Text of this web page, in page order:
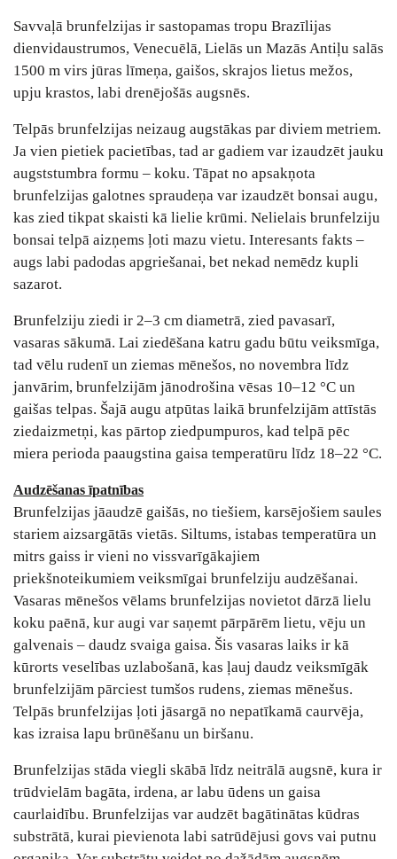
Savvaļā brunfelzijas ir sastopamas tropu Brazīlijas
dienvidaustrumos, Venecuēlā, Lielās un Mazās Antiļu salās
1500 m virs jūras līmeņa, gaišos, skrajos lietus mežos,
upju krastos, labi drenējošās augsnēs.
Telpās brunfelzijas neizaug augstākas par diviem metriem.
Ja vien pietiek pacietības, tad ar gadiem var izaudzēt jauku
augststumbra formu – koku. Tāpat no apsakņota
brunfelzijas galotnes spraudeņa var izaudzēt bonsai augu,
kas zied tikpat skaisti kā lielie krūmi. Nelielais brunfelziju
bonsai telpā aizņems ļoti mazu vietu. Interesants fakts –
augs labi padodas apgriešanai, bet nekad nemēdz kupli
sazarot.
Brunfelziju ziedi ir 2–3 cm diametrā, zied pavasarī,
vasaras sākumā. Lai ziedēšana katru gadu būtu veiksmīga,
tad vēlu rudenī un ziemas mēnešos, no novembra līdz
janvārim, brunfelzijām jānodrošina vēsas 10–12 °C un
gaišas telpas. Šajā augu atpūtas laikā brunfelzijām attīstās
ziedaizmetņi, kas pārtop ziedpumpuros, kad telpā pēc
miera perioda paaugstina gaisa temperatūru līdz 18–22 °C.
Audzēšanas īpatnības
Brunfelzijas jāaudzē gaišās, no tiešiem, karsējošiem saules
stariem aizsargātās vietās. Siltums, istabas temperatūra un
mitrs gaiss ir vieni no vissvarīgākajiem
priekšnoteikumiem veiksmīgai brunfelziju audzēšanai.
Vasaras mēnešos vēlams brunfelzijas novietot dārzā lielu
koku paēnā, kur augi var saņemt pārpārēm lietu, vēju un
galvenais – daudz svaiga gaisa. Šis vasaras laiks ir kā
kūrorts veselības uzlabošanā, kas ļauj daudz veiksmīgāk
brunfelzijām pārciest tumšos rudens, ziemas mēnešus.
Telpās brunfelzijas ļoti jāsargā no nepatīkamā caurvēja,
kas izraisa lapu brūnēšanu un biršanu.
Brunfelzijas stāda viegli skābā līdz neitrālā augsnē, kura ir
trūdvielām bagāta, irdena, ar labu ūdens un gaisa
caurlaidību. Brunfelzijas var audzēt bagātinātas kūdras
substrātā, kurai pievienota labi satrūdējusi govs vai putnu